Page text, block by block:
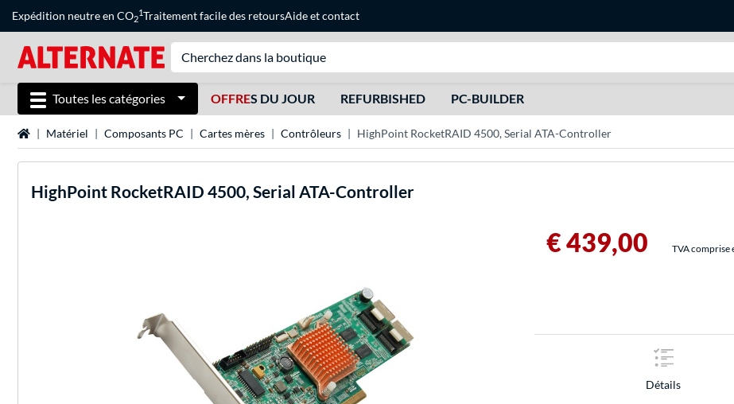
Expédition neutre en CO2
1Traitement facile des retoursAideetcontact
Toutes les catégories OFFRES DU JOUR REFURBISHED PC-BUILDER
Page d'accueil
Matériel Composants PC Cartes mères Contrôleurs HighPoint RocketRAID 4500, Serial ATA-Controller
HighPoint RocketRAID 4500, Serial ATA-Controller
€ 439,00 TVA comprise
Détails